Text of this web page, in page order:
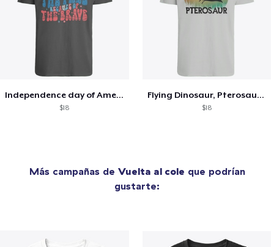
Independence day of America, 4th of July
$18
Flying Dinosaur, Pterosaur silhouette
$18
Más campañas de Vuelta al cole que podrían
gustarte: